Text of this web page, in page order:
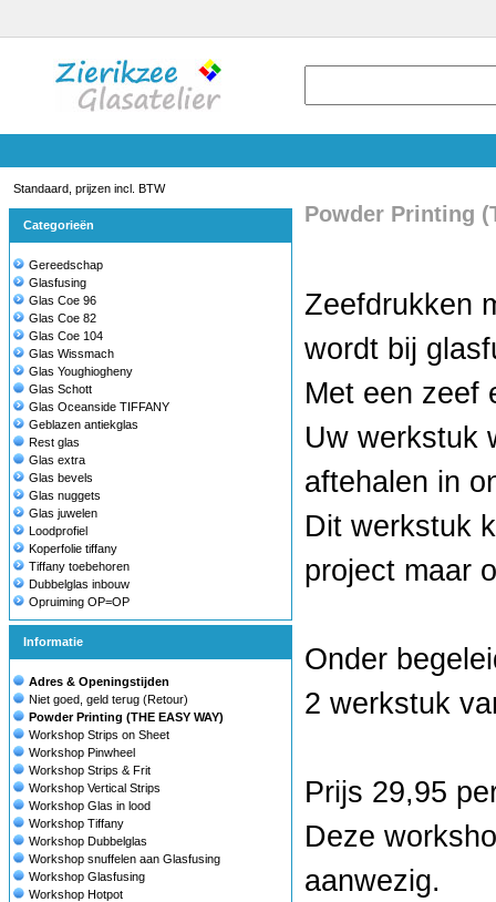
Standaard, prijzen incl. BTW
Categorieën
Gereedschap
Glasfusing
Glas Coe 96
Glas Coe 82
Glas Coe 104
Glas Wissmach
Glas Youghiogheny
Glas Schott
Glas Oceanside TIFFANY
Geblazen antiekglas
Rest glas
Glas extra
Glas bevels
Glas nuggets
Glas juwelen
Loodprofiel
Koperfolie tiffany
Tiffany toebehoren
Dubbelglas inbouw
Opruiming OP=OP
Informatie
Adres & Openingstijden
Niet goed, geld terug (Retour)
Powder Printing (THE EASY WAY)
Workshop Strips on Sheet
Workshop Pinwheel
Workshop Strips & Frit
Workshop Vertical Strips
Workshop Glas in lood
Workshop Tiffany
Workshop Dubbelglas
Workshop snuffelen aan Glasfusing
Workshop Glasfusing
Workshop Hotpot
Powder Printing
Zeefdrukken
wordt bij
Met een zeef
Uw werkstuk
aftehalen in
Dit werkstuk
project maar
Onder
2 werkstuk
Prijs 29,95
Deze
aanwezig.